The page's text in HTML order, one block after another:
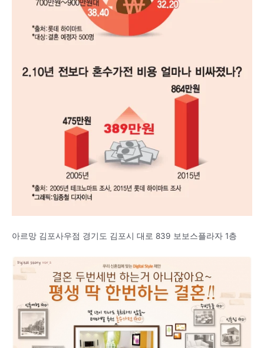
아르망 김포사우점 경기도 김포시 대로 839 보보스플라자 1층